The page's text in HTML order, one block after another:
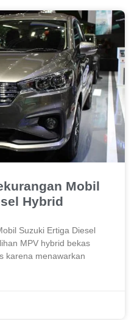
Mobil
Hybrid
Suzuki Ertiga Diesel
MPV hybrid bekas
karena menawarkan